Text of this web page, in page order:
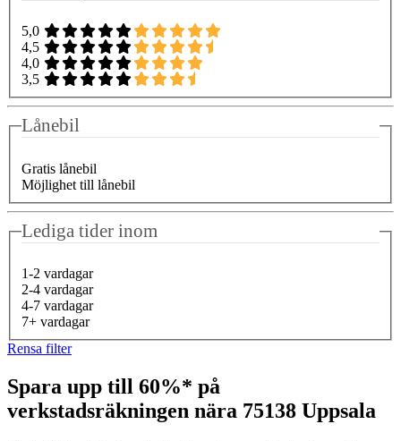
5,0
4,5
4,0
3,5
Lånebil
Gratis lånebil
Möjlighet till lånebil
Lediga tider inom
1-2 vardagar
2-4 vardagar
4-7 vardagar
7+ vardagar
Rensa filter
Spara upp till 60%* på
verkstadsräkningen nära 75138 Uppsala